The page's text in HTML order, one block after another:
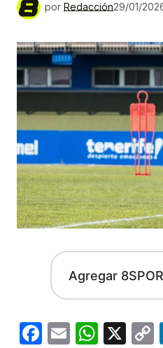
por Redacción29/01/
Agregar
Facebook
Email X